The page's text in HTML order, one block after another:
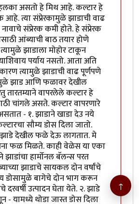
असतो हे मिथ आहे. कल्टार हे
त्या संप्रेरकामुळे झाडाची वाढ
संप्रेरक कमी होते. हे संप्रेरक
आंब्याची बाठ तयार होणे
झाडाला मोहोर टाकून
पर्याय नसतो. आता अति
त्यामुळे झाडाची वाढ पूर्णपणे
झाड आणि फळावर देखील
तारतम्याने वापरलेले कल्टार हे
चांगले असते. कल्टार वापरणारे
- १. झाडाने खाडा देउ नये
सौम्य डोस दिला जातो.
झाडे देखील फळे देऊ लागतात. मे
फळ मिळते. काही वेळेस या एका
झाडांचा हार्मोनल बॅलन्स परत
झाडाचे सायकल दोन वर्षांचे
डोसामुळे बागेचे दोन भाग करून
दरवर्षी उत्पादन घेता येते. २. झाडे
- यामध्ये थोडा जास्त डोस दिला
↑